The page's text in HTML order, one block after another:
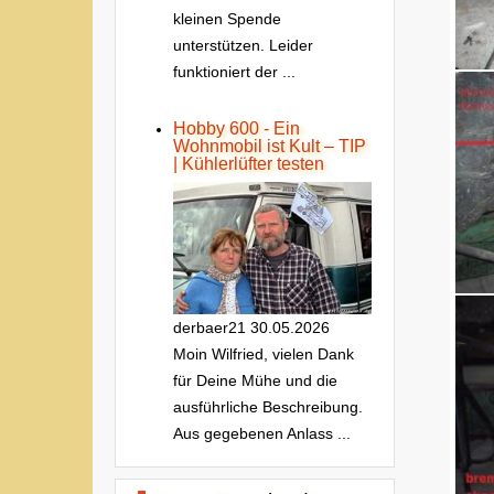
kleinen Spende
unterstützen. Leider
funktioniert der ...
Hobby 600 - Ein
Wohnmobil ist Kult – TIP
| Kühlerlüfter testen
derbaer21 30.05.2026
Moin Wilfried, vielen Dank
für Deine Mühe und die
ausführliche Beschreibung.
Aus gegebenen Anlass ...